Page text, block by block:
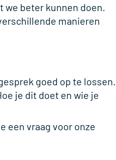
we beter kunnen doen.
manieren
goed op te lossen.
je dit doet en wie je
een vraag voor onze